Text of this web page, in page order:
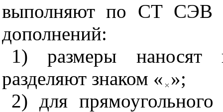
выполняют по СТ СЭВ
дополнений:
1) размеры наносят
разделяют знаком « »;
2) для прямоугольного